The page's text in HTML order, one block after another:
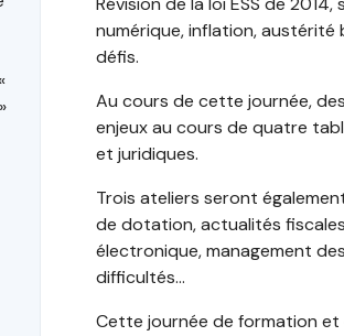
numérique, inflation,
défis.
Au cours de cette journée,
enjeux au cours de quatre
et juridiques.
Trois ateliers seront
de dotation, actualités
électronique, management
difficultés…
Cette journée de formation et